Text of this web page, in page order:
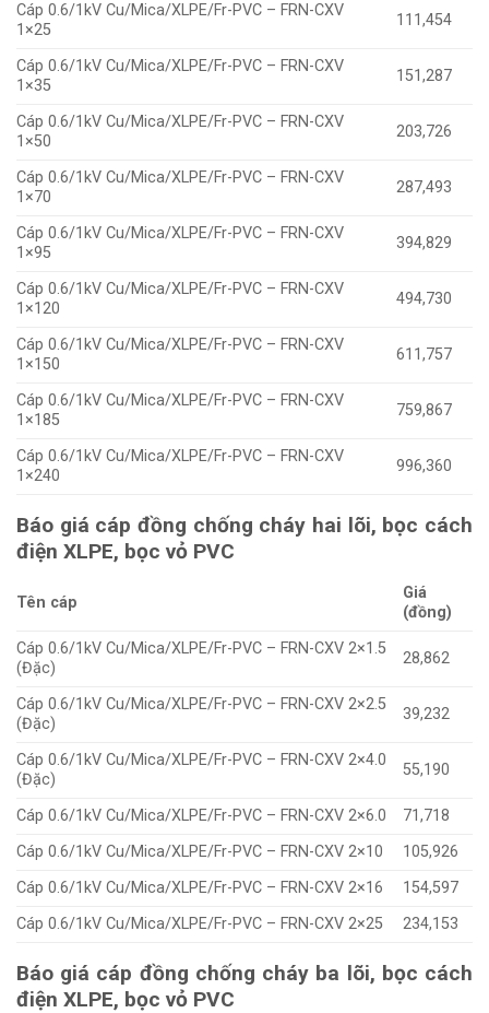
Cáp 0.6/1kV Cu/Mica/XLPE/Fr-PVC – FRN-CXV
1×25
111,454
Cáp 0.6/1kV Cu/Mica/XLPE/Fr-PVC – FRN-CXV
1×35
151,287
Cáp 0.6/1kV Cu/Mica/XLPE/Fr-PVC – FRN-CXV
1×50
203,726
Cáp 0.6/1kV Cu/Mica/XLPE/Fr-PVC – FRN-CXV
1×70
287,493
Cáp 0.6/1kV Cu/Mica/XLPE/Fr-PVC – FRN-CXV
1×95
394,829
Cáp 0.6/1kV Cu/Mica/XLPE/Fr-PVC – FRN-CXV
1×120
494,730
Cáp 0.6/1kV Cu/Mica/XLPE/Fr-PVC – FRN-CXV
1×150
611,757
Cáp 0.6/1kV Cu/Mica/XLPE/Fr-PVC – FRN-CXV
1×185
759,867
Cáp 0.6/1kV Cu/Mica/XLPE/Fr-PVC – FRN-CXV
1×240
996,360
Báo giá cáp đồng chống cháy hai lõi, bọc cách
điện XLPE, bọc vỏ PVC
Tên cáp
Giá
(đồng)
Cáp 0.6/1kV Cu/Mica/XLPE/Fr-PVC – FRN-CXV 2×1.5
(Đặc)
28,862
Cáp 0.6/1kV Cu/Mica/XLPE/Fr-PVC – FRN-CXV 2×2.5
(Đặc)
39,232
Cáp 0.6/1kV Cu/Mica/XLPE/Fr-PVC – FRN-CXV 2×4.0
(Đặc)
55,190
Cáp 0.6/1kV Cu/Mica/XLPE/Fr-PVC – FRN-CXV 2×6.0
71,718
Cáp 0.6/1kV Cu/Mica/XLPE/Fr-PVC – FRN-CXV 2×10
105,926
Cáp 0.6/1kV Cu/Mica/XLPE/Fr-PVC – FRN-CXV 2×16
154,597
Cáp 0.6/1kV Cu/Mica/XLPE/Fr-PVC – FRN-CXV 2×25
234,153
Báo giá cáp đồng chống cháy ba lõi, bọc cách
điện XLPE, bọc vỏ PVC